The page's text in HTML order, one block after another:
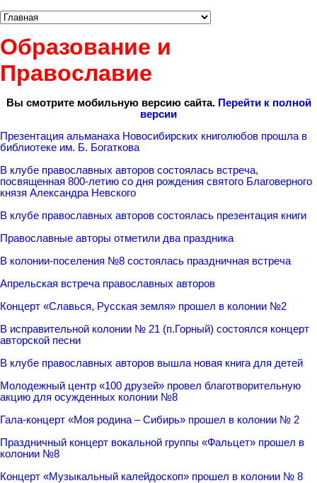
Образование и
Православие
Вы смотрите мобильную версию сайта. Перейти к полной
версии
Презентация альманаха Новосибирских книголюбов прошла в
библиотеке им. Б. Богаткова
В клубе православных авторов состоялась встреча,
посвященная 800-летию со дня рождения святого Благоверного
князя Александра Невского
В клубе православных авторов состоялась презентация книги
Православные авторы отметили два праздника
В колонии-поселения №8 состоялась праздничная встреча
Апрельская встреча православных авторов
Концерт «Славься, Русская земля» прошел в колонии №2
В исправительной колонии № 21 (п.Горный) состоялся концерт
авторской песни
В клубе православных авторов вышла новая книга для детей
Молодежный центр «100 друзей» провел благотворительную
акцию для осужденных колонии №8
Гала-концерт «Моя родина – Сибирь» прошел в колонии № 2
Праздничный концерт вокальной группы «Фальцет» прошел в
колонии №8
Концерт «Музыкальный калейдоскоп» прошел в колонии № 8